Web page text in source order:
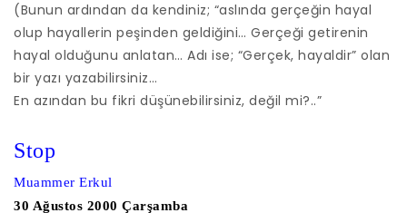
(Bunun ardından da kendiniz; “aslında gerçeğin hayal
olup hayallerin peşinden geldiğini… Gerçeği getirenin
hayal olduğunu anlatan… Adı ise; “Gerçek, hayaldir” olan
bir yazı yazabilirsiniz…
En azından bu fikri düşünebilirsiniz, değil mi?..”
Stop
Muammer Erkul
30 Ağustos 2000 Çarşamba